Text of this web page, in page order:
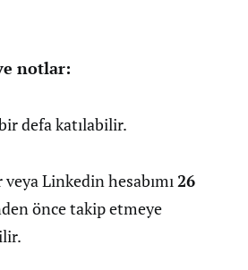
notlar:
defa katılabilir.
Linkedin hesabımı26
önce takip etmeye